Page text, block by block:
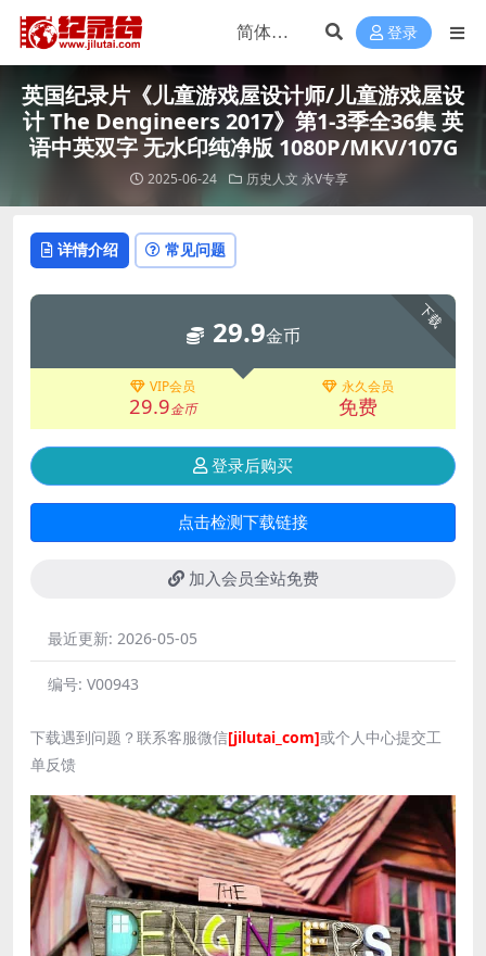
登录
英国纪录片《儿童游戏屋设计师/儿童游戏屋设
计 The Dengineers 2017》第1-3季全36集 英
语中英双字 无水印纯净版 1080P/MKV/107G
2025-06-24 历史人文 永V专享
详情介绍 常见问题
下载
29.9金币
VIP会员
29.9金币
永久会员
免费
登录后购买
点击检测下载链接
加入会员全站免费
最近更新: 2026-05-05
编号: V00943
下载遇到问题？联系客服微信[jilutai_com]或个人中心提交工
单反馈